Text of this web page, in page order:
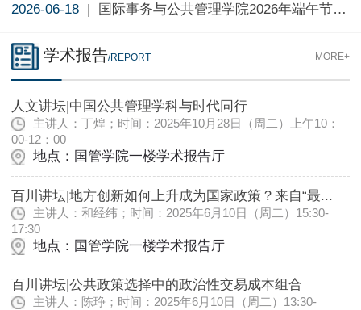
2026-06-18 | 国际事务与公共管理学院2026年端午节假期值...
学术报告/REPORT MORE+
人文讲坛|中国公共管理学科与时代同行
主讲人：丁煌；时间：2025年10月28日（周二）上午10：
00-12：00
地点：国管学院一楼学术报告厅
百川讲坛|地方创新如何上升成为国家政策？来自“最...
主讲人：和经纬；时间：2025年6月10日（周二）15:30-
17:30
地点：国管学院一楼学术报告厅
百川讲坛|公共政策选择中的政治性交易成本组合
主讲人：陈琤；时间：2025年6月10日（周二）13:30-